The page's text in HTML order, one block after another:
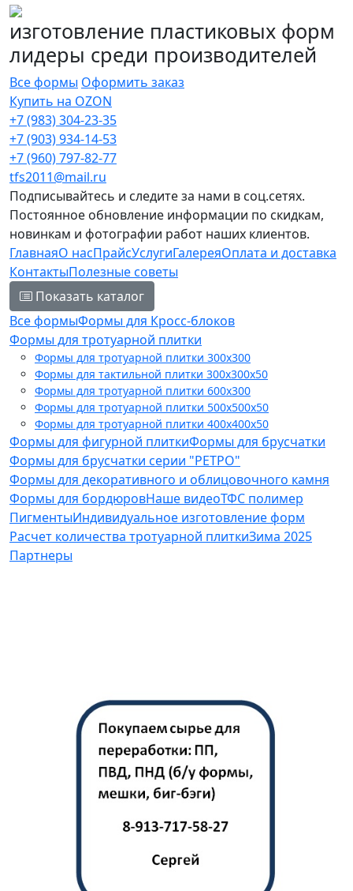
изготовление пластиковых форм
лидеры среди производителей
Все формы Оформить заказ
Купить на OZON
+7 (983) 304-23-35
+7 (903) 934-14-53
+7 (960) 797-82-77
tfs2011@mail.ru
Подписывайтесь и следите за нами в соц.сетях.
Постоянное обновление информации по скидкам,
новинкам и фотографии работ наших клиентов.
ГлавнаяО насПрайсУслугиГалереяОплата и доставка
КонтактыПолезные советы
Показать каталог
Все формыФормы для Кросс-блоков
Формы для тротуарной плитки
Формы для тротуарной плитки 300x300
Формы для тактильной плитки 300х300х50
Формы для тротуарной плитки 600x300
Формы для тротуарной плитки 500x500x50
Формы для тротуарной плитки 400x400x50
Формы для фигурной плиткиФормы для брусчатки
Формы для брусчатки серии "РЕТРО"
Формы для декоративного и облицовочного камня
Формы для бордюровНаше видеоТФС полимер
ПигментыИндивидуальное изготовление форм
Расчет количества тротуарной плиткиЗима 2025
Партнеры